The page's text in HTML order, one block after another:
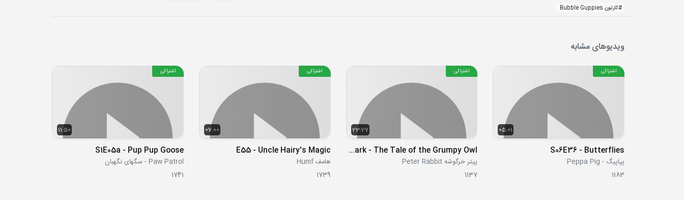
#کارتون Bubble Guppies
ویدیوهای مشابه
05:01
اشتراکی
S06E36 - Butterflies
پپاپیگ - Peppa Pig
1183
23:27
اشتراکی
S01E08 - The Tale of the Dash in the Dark - The Tale of the Grumpy Owl
پیتر خرگوشه Peter Rabbit
1137
07:00
اشتراکی
E55 - Uncle Hairy's Magic
هامف Humf
1739
11:50
اشتراکی
S1E05a - Pup Pup Goose
Paw Patrol - سگهای نگهبان
1741